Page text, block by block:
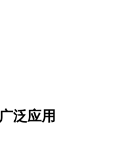
泛应用